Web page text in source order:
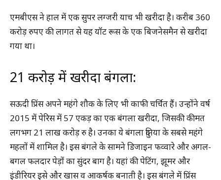
एमबीएस ने हाल में एक सुपर लग्‍जरी याच भी खरीदा है। करीब 360
करोड़ रुपए की लागत से यह यॉट रूस के एक बिजनेसमैन से खरीदा
गया था।
21 करोड़ में खरीदा बंगला:
सऊदी प्रिंस अपने महंगे शौक के लिए भी काफी चर्चित हैं। उन्होंने वर्ष
2015 में पेरिस में 57 एकड़ का एक बंगला खरीदा, जिसकी कीमत
लगभग 21 लाख करोड़ रु है। उनका ये बंगला दुनिया के सबसे महंगे
महलों में शामिल है। इस बंगले के सामने डिजाइन फव्वारे और अगल-
बगल फलदार पेड़ों का सुंदर बाग है। यहां की पेटिंग, झूमर और
इंडीरियर इसे और खास व आकर्षक बनाती है। इस बंगले में प्रिंस